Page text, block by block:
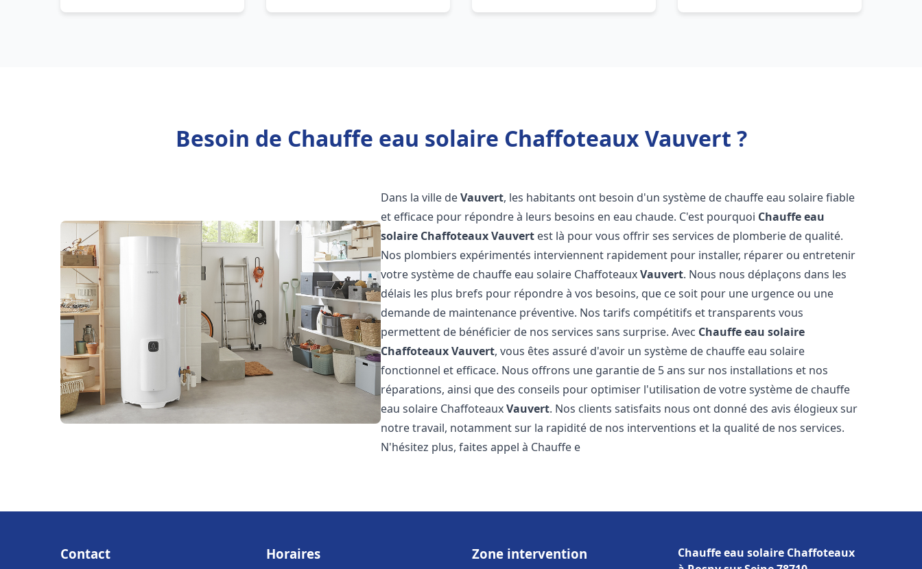
Besoin de Chauffe eau solaire Chaffoteaux Vauvert ?
Dans la ville deVauvert, les habitants ont besoin d'un système de chauffe eau solaire fiable
et efficace pour répondre à leurs besoins en eau chaude. C'est pourquoi Chauffe eau
solaire ChaffoteauxVauvert est là pour vous offrir ses services de plomberie de qualité.
Nos plombiers expérimentés interviennent rapidement pour installer, réparer ou entretenir
votre système de chauffe eau solaire ChaffoteauxVauvert. Nous nous déplaçons dans les
délais les plus brefs pour répondre à vos besoins, que ce soit pour une urgence ou une
demande de maintenance préventive. Nos tarifs compétitifs et transparents vous
permettent de bénéficier de nos services sans surprise. Avec Chauffe eau solaire
ChaffoteauxVauvert, vous êtes assuré d'avoir un système de chauffe eau solaire
fonctionnel et efficace. Nous offrons une garantie de 5 ans sur nos installations et nos
réparations, ainsi que des conseils pour optimiser l'utilisation de votre système de chauffe
eau solaire ChaffoteauxVauvert. Nos clients satisfaits nous ont donné des avis élogieux sur
notre travail, notamment sur la rapidité de nos interventions et la qualité de nos services.
N'hésitez plus, faites appel à Chauffe e
Contact Horaires Zone intervention
Chauffe eau solaire Chaffoteaux